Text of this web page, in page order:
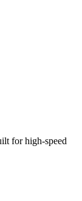
for high-speed